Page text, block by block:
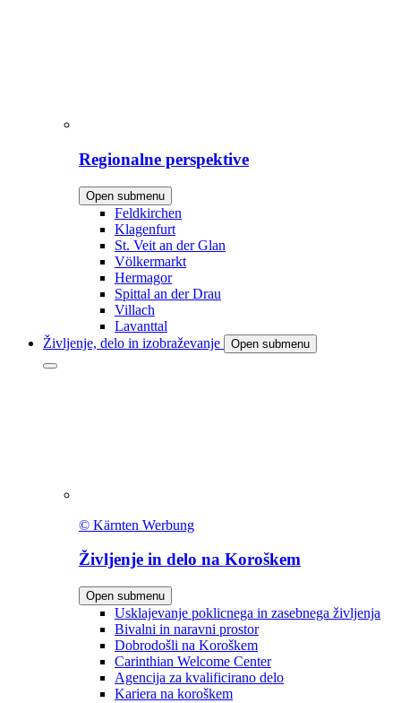
Regionalne perspektive
Open submenu
Feldkirchen
Klagenfurt
St. Veit an der Glan
Völkermarkt
Hermagor
Spittal an der Drau
Villach
Lavanttal
Življenje, delo in izobraževanje
Open submenu
© Kärnten Werbung
Življenje in delo na Koroškem
Open submenu
Usklajevanje poklicnega in zasebnega življenja
Bivalni in naravni prostor
Dobrodošli na Koroškem
Carinthian Welcome Center
Agencija za kvalificirano delo
Kariera na koroškem